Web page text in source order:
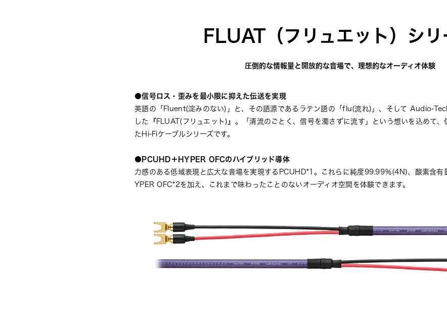
FLUAT（フリュエット）シリ
圧倒的な情報量と開放的な音場で、理想的なオーディオ体験
●信号ロス・歪みを最小限に抑えた伝送を実現
英語の「Fluent(淀みのない)」と、その語源であるラテン語の「flu(流れ)」、そして Audio-
した『FLUAT(フリュエット)』。「清流のごとく、信号を濁さずに流す」という想いを込めて、
たHi-Fiケーブルシリーズです。
●PCUHD＋HYPER OFCのハイブリッド導体
力感のある低域表現と広大な音場を実現するPCUHD*1。これらに純度99.99％(4N)、酸素含
YPER OFC*2を加え、これまで味わったことのないオーディオ空間を体験できます。